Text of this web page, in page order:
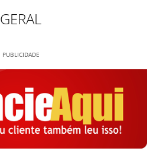
GERAL
PUBLICIDADE